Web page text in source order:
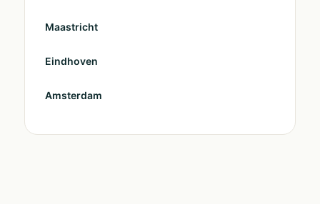
Maastricht
Eindhoven
Amsterdam